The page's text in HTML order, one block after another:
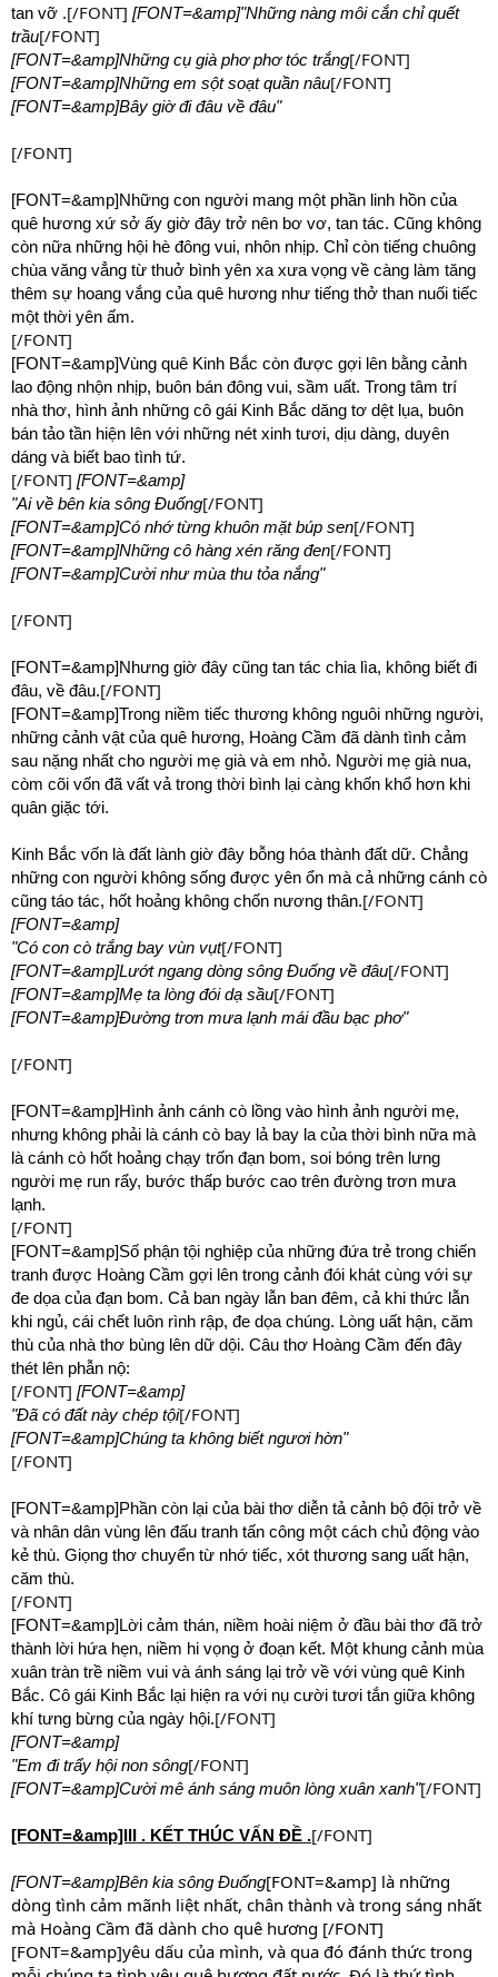
tan vỡ .[/FONT] [FONT=&amp]"Những nàng môi cắn chỉ quết
trầu[/FONT]
[FONT=&amp]Những cụ già phơ phơ tóc trắng[/FONT]
[FONT=&amp]Những em sột soạt quần nâu[/FONT]
[FONT=&amp]Bây giờ đi đâu về đâu"
[/FONT]
[FONT=&amp]Những con người mang một phần linh hồn của
quê hương xứ sở ấy giờ đây trở nên bơ vơ, tan tác. Cũng không
còn nữa những hội hè đông vui, nhôn nhịp. Chỉ còn tiếng chuông
chùa văng vẳng từ thuở bình yên xa xưa vọng về càng làm tăng
thêm sự hoang vắng của quê hương như tiếng thở than nuối tiếc
một thời yên ấm.
[/FONT]
[FONT=&amp]Vùng quê Kinh Bắc còn được gợi lên bằng cảnh
lao động nhộn nhịp, buôn bán đông vui, sầm uất. Trong tâm trí
nhà thơ, hình ảnh những cô gái Kinh Bắc dăng tơ dệt lụa, buôn
bán tảo tần hiện lên với những nét xinh tươi, dịu dàng, duyên
dáng và biết bao tình tứ.
[/FONT] [FONT=&amp]
"Ai về bên kia sông Đuống[/FONT]
[FONT=&amp]Có nhớ từng khuôn mặt búp sen[/FONT]
[FONT=&amp]Những cô hàng xén răng đen[/FONT]
[FONT=&amp]Cười như mùa thu tỏa nắng"
[/FONT]
[FONT=&amp]Nhưng giờ đây cũng tan tác chia lìa, không biết đi
đâu, về đâu.[/FONT]
[FONT=&amp]Trong niềm tiếc thương không nguôi những người,
những cảnh vật của quê hương, Hoàng Cầm đã dành tình cảm
sau nặng nhất cho người mẹ già và em nhỏ. Người mẹ già nua,
còm cõi vốn đã vất vả trong thời bình lại càng khốn khổ hơn khi
quân giặc tới.
Kinh Bắc vốn là đất lành giờ đây bỗng hóa thành đất dữ. Chẳng
những con người không sống được yên ổn mà cả những cánh cò
cũng táo tác, hốt hoảng không chốn nương thân.[/FONT]
[FONT=&amp]
"Có con cò trắng bay vùn vụt[/FONT]
[FONT=&amp]Lướt ngang dòng sông Đuống về đâu[/FONT]
[FONT=&amp]Mẹ ta lòng đói dạ sầu[/FONT]
[FONT=&amp]Đường trơn mưa lạnh mái đầu bạc phơ"
[/FONT]
[FONT=&amp]Hình ảnh cánh cò lồng vào hình ảnh người mẹ,
nhưng không phải là cánh cò bay lả bay la của thời bình nữa mà
là cánh cò hốt hoảng chạy trốn đạn bom, soi bóng trên lưng
người mẹ run rẩy, bước thấp bước cao trên đường trơn mưa
lạnh.
[/FONT]
[FONT=&amp]Số phận tội nghiệp của những đứa trẻ trong chiến
tranh được Hoàng Cầm gợi lên trong cảnh đói khát cùng với sự
đe dọa của đạn bom. Cả ban ngày lẫn ban đêm, cả khi thức lẫn
khi ngủ, cái chết luôn rình rập, đe dọa chúng. Lòng uất hận, căm
thù của nhà thơ bùng lên dữ dội. Câu thơ Hoàng Cầm đến đây
thét lên phẫn nộ:
[/FONT] [FONT=&amp]
"Đã có đất này chép tội[/FONT]
[FONT=&amp]Chúng ta không biết ngươi hờn"
[/FONT]
[FONT=&amp]Phần còn lại của bài thơ diễn tả cảnh bộ đội trở về
và nhân dân vùng lên đấu tranh tấn công một cách chủ động vào
kẻ thù. Giọng thơ chuyển từ nhớ tiếc, xót thương sang uất hận,
căm thù.
[/FONT]
[FONT=&amp]Lời cảm thán, niềm hoài niệm ở đầu bài thơ đã trở
thành lời hứa hẹn, niềm hi vọng ở đoạn kết. Một khung cảnh mùa
xuân tràn trề niềm vui và ánh sáng lại trở về với vùng quê Kinh
Bắc. Cô gái Kinh Bắc lại hiện ra với nụ cười tươi tắn giữa không
khí tưng bừng của ngày hội.[/FONT]
[FONT=&amp]
"Em đi trẩy hội non sông[/FONT]
[FONT=&amp]Cười mê ánh sáng muôn lòng xuân xanh"[/FONT]
[FONT=&amp]III . KẾT THÚC VẤN ĐỀ .[/FONT]
[FONT=&amp]Bên kia sông Đuống[FONT=&amp] là những
dòng tình cảm mãnh liệt nhất, chân thành và trong sáng nhất
mà Hoàng Cầm đã dành cho quê hương [/FONT]
[FONT=&amp]yêu dấu của mình, và qua đó đánh thức trong